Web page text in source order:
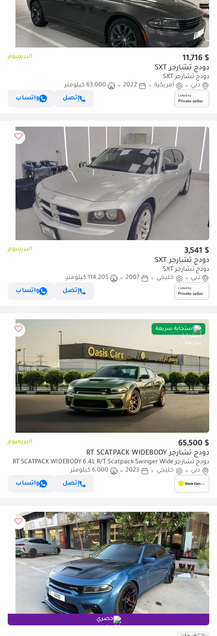
$ 11,716 البريميوم
دودج تشارجر SXT
دودج تشارجر SXT
دبي
أمريكية 2022
63,000 كيلومتر
إتصل
واتساب
$ 3,541 البريميوم
دودج تشارجر SXT
دودج تشارجر SXT
دبي
خليجي 2007
114,205 كيلومتر
إتصل
واتساب
استجابة سريعة
$ 65,500 البريميوم
دودج تشارجر RT SCATPACK WIDEBODY
دودج تشارجر RT SCATPACK WIDEBODY 6.4L R/T Scatpack Swinger Wide
Body 1 Of 1000 Agency Warranty GCC 2023
دبي خليجي 2023
6,000 كيلومتر
إتصل
واتساب
حصري